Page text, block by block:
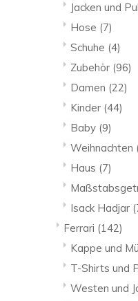
Jacken und
Hose (7)
Schuhe (4)
Zubehör (96)
Damen (22)
Kinder (44)
Baby (9)
Weihnachten
Haus (7)
Isack Hadjar
Ferrari (142)
Kappe und
T-Shirts und
Westen und